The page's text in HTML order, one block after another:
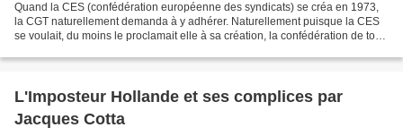
Quand la CES (confédération européenne des syndicats) se créa en 1973,
la CGT naturellement demanda à y adhérer. Naturellement puisque la CES
se voulait, du moins le proclamait elle à sa création, la confédération de tous
L'Imposteur Hollande et ses complices par
Jacques Cotta